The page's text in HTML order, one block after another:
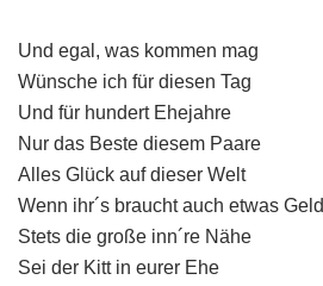
Und egal, was kommen mag
Wünsche ich für diesen Tag
Und für hundert Ehejahre
Nur das Beste diesem Paare
Alles Glück auf dieser Welt
Wenn ihr´s braucht auch etwas Geld
Stets die große inn´re Nähe
Sei der Kitt in eurer Ehe